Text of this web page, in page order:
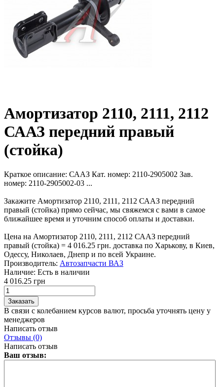
Амортизатор 2110, 2111, 2112
СААЗ передний правый
(стойка)
Краткое описание: СААЗ Кат. номер: 2110-2905002 Зав.
номер: 2110-2905002-03 ...
Закажите Амортизатор 2110, 2111, 2112 СААЗ передний
правый (стойка) прямо сейчас, мы свяжемся с вами в самое
ближайшее время и уточним способ оплаты и доставки.
Цена на Амортизатор 2110, 2111, 2112 СААЗ передний
правый (стойка) = 4 016.25 грн. доставка по Харькову, в Киев,
Одессу, Николаев, Днепр и по всей Украине.
Производитель: Автозапчасти ВАЗ
Наличие: Есть в наличии
4 016.25 грн
В связи с колебанием курсов валют, просьба уточнять цену у
менеджеров
Написать отзыв
Отзывы (0)
Написать отзыв
Ваш отзыв: